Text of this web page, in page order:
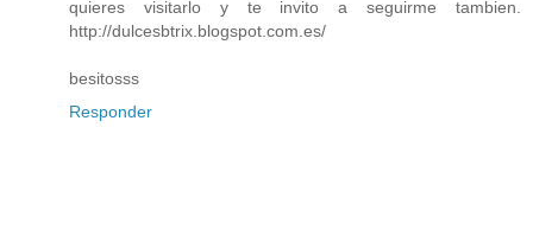
quieres visitarlo y te invito a seguirme tambien.
http://dulcesbtrix.blogspot.com.es/
besitosss
Responder